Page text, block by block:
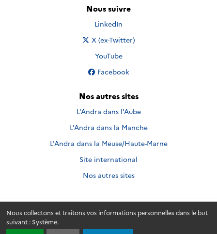
Nous collectons et traitons vos informations personnelles dans le but
suivant : Système.
Nous suivre
Nous suivre sur
LinkedIn
Nous suivre sur
X (ex-Twitter)
Nous suivre sur
YouTube
Nous suivre sur
Facebook
Nos autres sites
L'Andra dans l'Aube
L'Andra dans la Manche
L'Andra dans la Meuse/Haute-Marne
Site international
Nos autres sites
Andra.fr © 2026 - Andra. Tous droits réservés.